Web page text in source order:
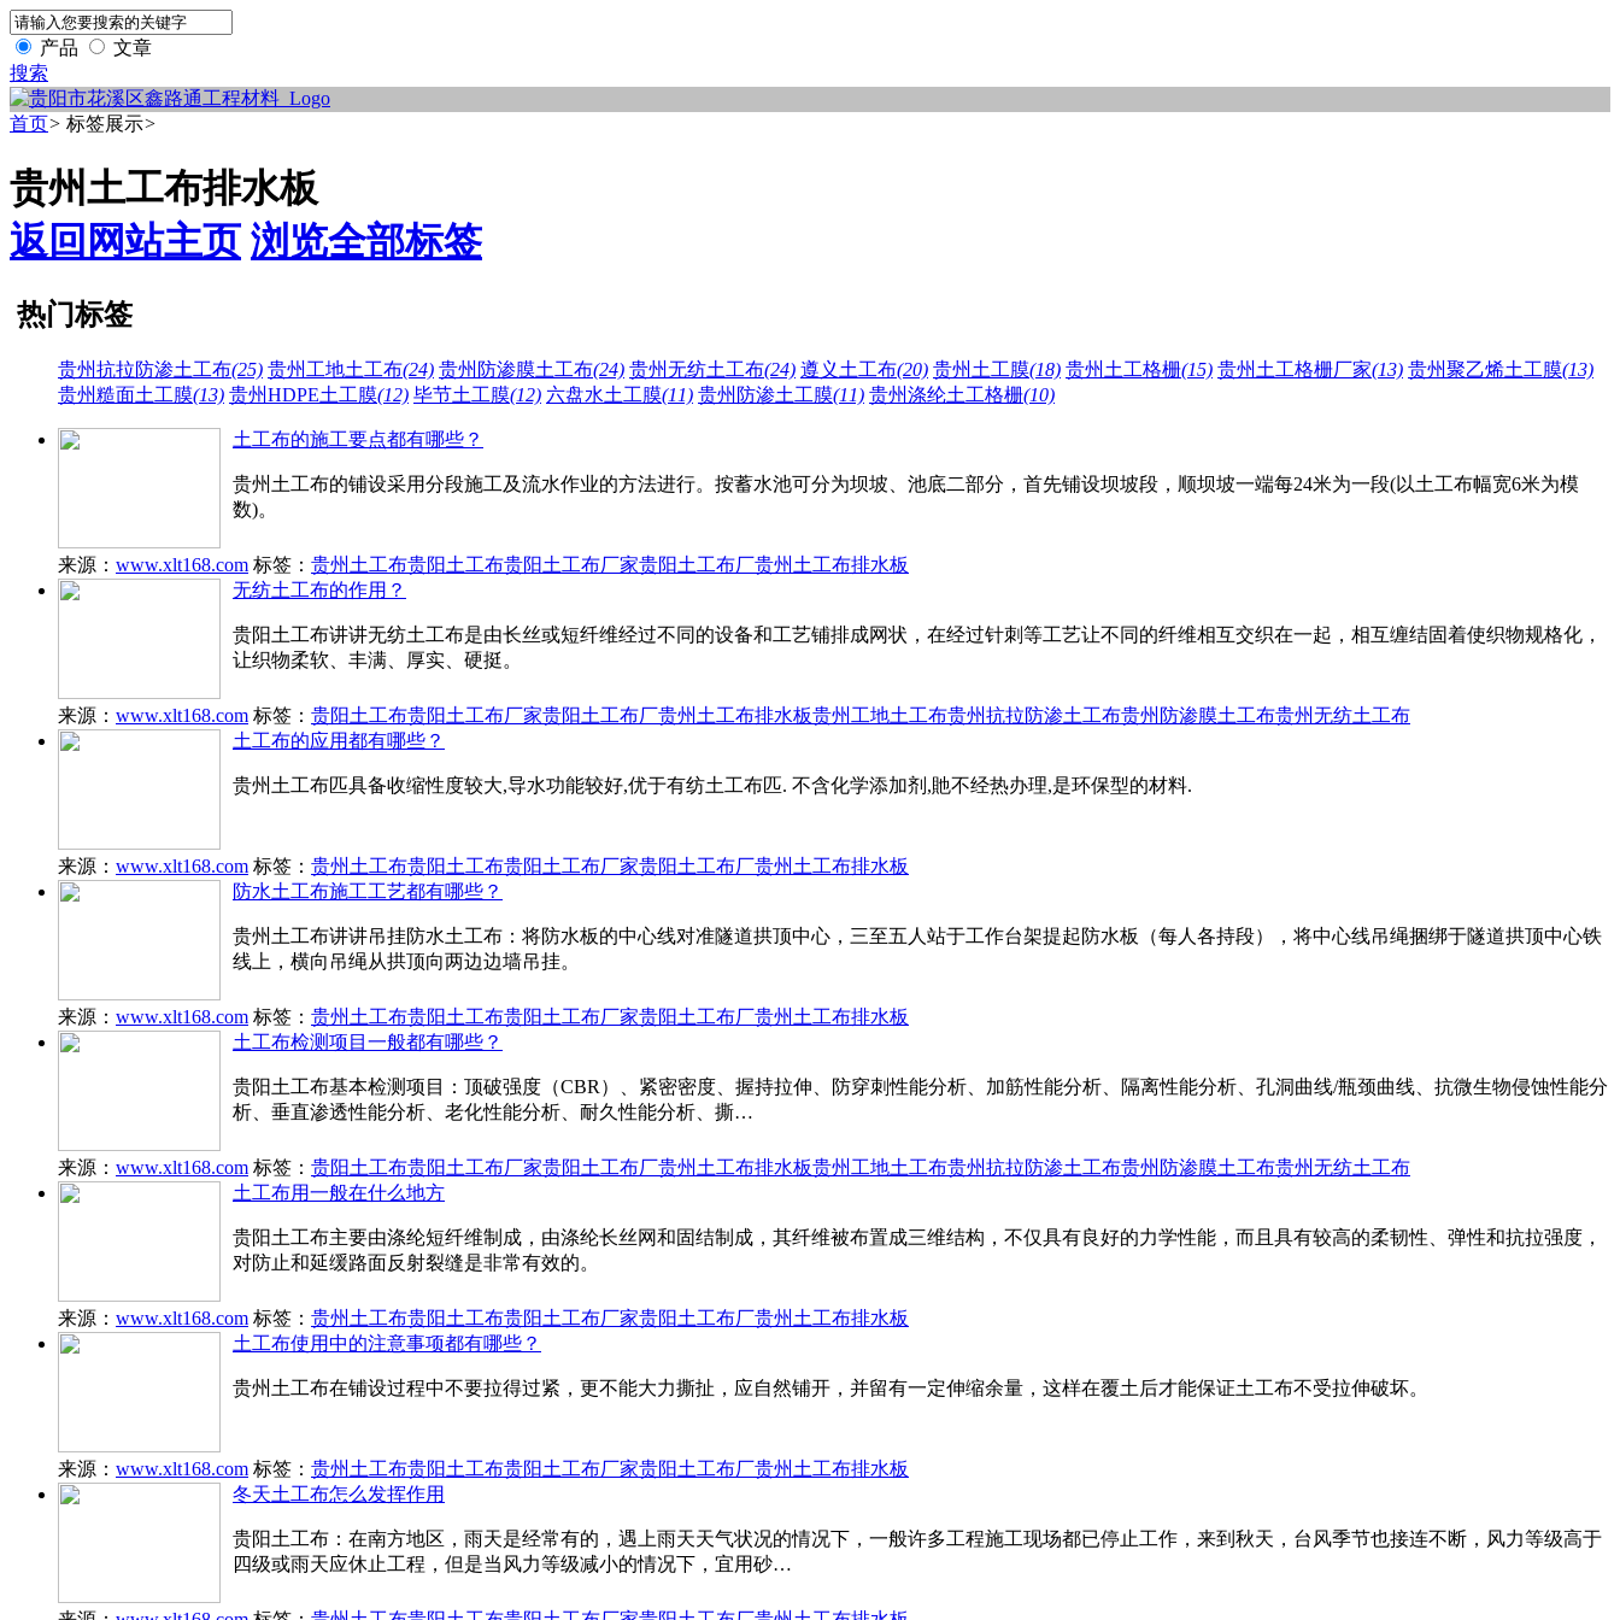
产品
文章
搜索
首页> 标签展示>
贵州土工布排水板
返回网站主页 浏览全部标签
热门标签
贵州抗拉防渗土工布(25) 贵州工地土工布(24) 贵州防渗膜土工布(24) 贵州无纺土工布(24) 遵义土工布(20) 贵州土工膜(18) 贵州土工格栅(15) 贵州土工格栅厂家(13) 贵州聚乙烯土工膜(13)
贵州糙面土工膜(13) 贵州HDPE土工膜(12) 毕节土工膜(12) 六盘水土工膜(11) 贵州防渗土工膜(11) 贵州涤纶土工格栅(10)
土工布的施工要点都有哪些？
贵州土工布的铺设采用分段施工及流水作业的方法进行。按蓄水池可分为坝坡、池底二部分，首先铺设坝坡段，顺坝坡一端每24米为一段(以土工布幅宽6米为模
数)。
来源： www.xlt168.com 标签： 贵州土工布贵阳土工布贵阳土工布厂家贵阳土工布厂贵州土工布排水板
无纺土工布的作用？
贵阳土工布讲讲无纺土工布是由长丝或短纤维经过不同的设备和工艺铺排成网状，在经过针刺等工艺让不同的纤维相互交织在一起，相互缠结固着使织物规格化，
让织物柔软、丰满、厚实、硬挺。
来源： www.xlt168.com 标签： 贵阳土工布贵阳土工布厂家贵阳土工布厂贵州土工布排水板贵州工地土工布贵州抗拉防渗土工布贵州防渗膜土工布贵州无纺土工布
土工布的应用都有哪些？
贵州土工布匹具备收缩性度较大,导水功能较好,优于有纺土工布匹. 不含化学添加剂,貤不经热办理,是环保型的材料.
来源： www.xlt168.com 标签： 贵州土工布贵阳土工布贵阳土工布厂家贵阳土工布厂贵州土工布排水板
防水土工布施工工艺都有哪些？
贵州土工布讲讲吊挂防水土工布：将防水板的中心线对准隧道拱顶中心，三至五人站于工作台架提起防水板（每人各持段），将中心线吊绳捆绑于隧道拱顶中心铁
线上，横向吊绳从拱顶向两边边墙吊挂。
来源： www.xlt168.com 标签： 贵州土工布贵阳土工布贵阳土工布厂家贵阳土工布厂贵州土工布排水板
土工布检测项目一般都有哪些？
贵阳土工布基本检测项目：顶破强度（CBR）、紧密密度、握持拉伸、防穿刺性能分析、加筋性能分析、隔离性能分析、孔洞曲线/瓶颈曲线、抗微生物侵蚀性能分
析、垂直渗透性能分析、老化性能分析、耐久性能分析、撕…
来源： www.xlt168.com 标签： 贵阳土工布贵阳土工布厂家贵阳土工布厂贵州土工布排水板贵州工地土工布贵州抗拉防渗土工布贵州防渗膜土工布贵州无纺土工布
土工布用一般在什么地方
贵阳土工布主要由涤纶短纤维制成，由涤纶长丝网和固结制成，其纤维被布置成三维结构，不仅具有良好的力学性能，而且具有较高的柔韧性、弹性和抗拉强度，
对防止和延缓路面反射裂缝是非常有效的。
来源： www.xlt168.com 标签： 贵州土工布贵阳土工布贵阳土工布厂家贵阳土工布厂贵州土工布排水板
土工布使用中的注意事项都有哪些？
贵州土工布在铺设过程中不要拉得过紧，更不能大力撕扯，应自然铺开，并留有一定伸缩余量，这样在覆土后才能保证土工布不受拉伸破坏。
来源： www.xlt168.com 标签： 贵州土工布贵阳土工布贵阳土工布厂家贵阳土工布厂贵州土工布排水板
冬天土工布怎么发挥作用
贵阳土工布：在南方地区，雨天是经常有的，遇上雨天天气状况的情况下，一般许多工程施工现场都已停止工作，来到秋天，台风季节也接连不断，风力等级高于
四级或雨天应休止工程，但是当风力等级减小的情况下，宜用砂…